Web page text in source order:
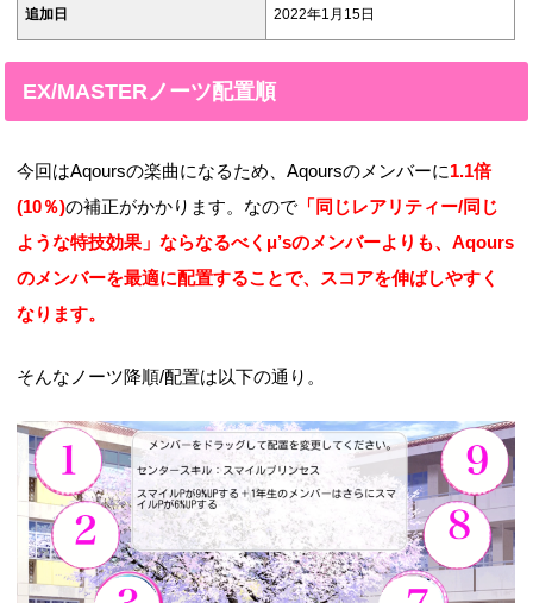
追加日 2022年1月15日
EX/MASTERノーツ配置順
今回はAqoursの楽曲になるため、Aqoursのメンバーに1.1倍
(10％)の補正がかかります。なので 「同じレアリティー/同じ
ような特技効果」ならなるべくμ’sのメンバーよりも、Aqours
のメンバーを最適に配置することで、スコアを伸ばしやすく
なります。
そんなノーツ降順/配置は以下の通り。